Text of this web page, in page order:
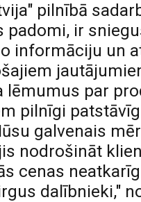
pilnībā
padomi, ir
informāciju un
lēmumus par
pilnīgi
galvenais
nodrošināt
cenas
dalībnieki,"